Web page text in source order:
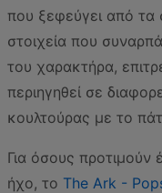
που ξεφεύγει από
στοιχεία που
του χαρακτήρα,
περιηγηθεί σε
κουλτούρας με το
Για όσους προτιμούν
ήχο, το The Ark -